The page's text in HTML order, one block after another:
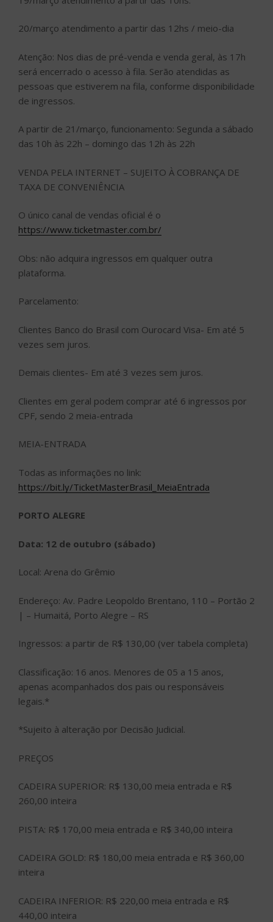
20/março atendimento a partir das 12hs / meio-dia
Atenção: Nos dias de pré-venda e venda geral, às 17h
será encerrado o acesso à fila. Serão atendidas as
pessoas que estiverem na fila, conforme disponibilidade
de ingressos.
A partir de 21/março, funcionamento: Segunda a sábado
das 10h às 22h – domingo das 12h às 22h
VENDA PELA INTERNET – SUJEITO À COBRANÇA DE
TAXA DE CONVENIÊNCIA
O único canal de vendas oficial é o
https://www.ticketmaster.com.br/
Obs: não adquira ingressos em qualquer outra
plataforma.
Parcelamento:
Clientes Banco do Brasil com Ourocard Visa- Em até 5
vezes sem juros.
Demais clientes- Em até 3 vezes sem juros.
Clientes em geral podem comprar até 6 ingressos por
CPF, sendo 2 meia-entrada
MEIA-ENTRADA
Todas as informações no link:
https://bit.ly/TicketMasterBrasil_MeiaEntrada
PORTO ALEGRE
Data: 12 de outubro (sábado)
Local: Arena do Grêmio
Endereço: Av. Padre Leopoldo Brentano, 110 – Portão 2
| – Humaitá, Porto Alegre – RS
Ingressos: a partir de R$ 130,00 (ver tabela completa)
Classificação: 16 anos. Menores de 05 a 15 anos,
apenas acompanhados dos pais ou responsáveis
legais.*
*Sujeito à alteração por Decisão Judicial.
PREÇOS
CADEIRA SUPERIOR: R$ 130,00 meia entrada e R$
260,00 inteira
PISTA: R$ 170,00 meia entrada e R$ 340,00 inteira
CADEIRA GOLD: R$ 180,00 meia entrada e R$ 360,00
inteira
CADEIRA INFERIOR: R$ 220,00 meia entrada e R$
440,00 inteira